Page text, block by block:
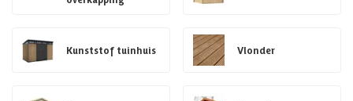
Kunststof tuinhuis Vlonder